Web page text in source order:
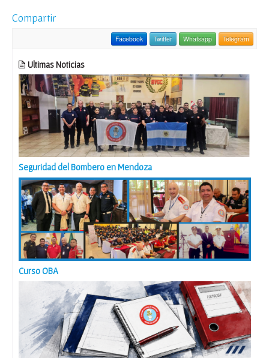
Compartir
Facebook Twitter Whatsapp Telegram
Ultimas Noticias
Seguridad del Bombero en Mendoza
Curso OBA